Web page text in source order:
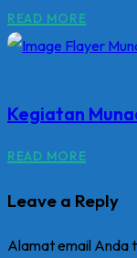
READ MORE
Kegiatan
READ MORE
Leave a Reply
Alamat email Anda